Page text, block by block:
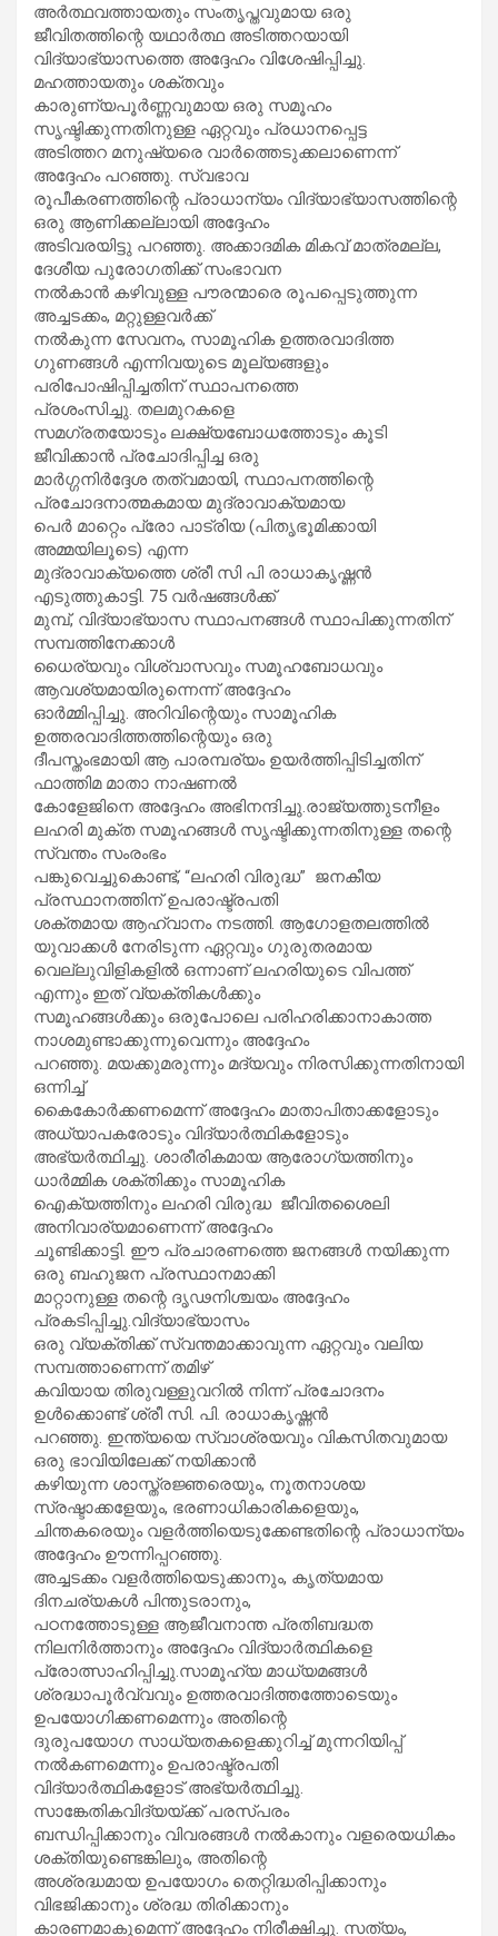
അർത്ഥവത്തായതും സംതൃപ്തവുമായ ഒരു
ജീവിതത്തിന്റെ യഥാർത്ഥ അടിത്തറയായി
വിദ്യാഭ്യാസത്തെ അദ്ദേഹം വിശേഷിപ്പിച്ചു.
മഹത്തായതും ശക്തവും
കാരുണ്യപൂർണ്ണവുമായ ഒരു സമൂഹം
സൃഷ്ടിക്കുന്നതിനുള്ള ഏറ്റവും പ്രധാനപ്പെട്ട
അടിത്തറ മനുഷ്യരെ വാർത്തെടുക്കലാണെന്ന്
അദ്ദേഹം പറഞ്ഞു. സ്വഭാവ
രൂപീകരണത്തിന്റെ പ്രാധാന്യം വിദ്യാഭ്യാസത്തിന്റെ
ഒരു ആണിക്കല്ലായി അദ്ദേഹം
അടിവരയിട്ടു പറഞ്ഞു. അക്കാദമിക മികവ് മാത്രമല്ല,
ദേശീയ പുരോഗതിക്ക് സംഭാവന
നൽകാൻ കഴിവുള്ള പൗരന്മാരെ രൂപപ്പെടുത്തുന്ന
അച്ചടക്കം, മറ്റുള്ളവർക്ക്
നൽകുന്ന സേവനം, സാമൂഹിക ഉത്തരവാദിത്ത
ഗുണങ്ങൾ എന്നിവയുടെ മൂല്യങ്ങളും
പരിപോഷിപ്പിച്ചതിന് സ്ഥാപനത്തെ
പ്രശംസിച്ചു. തലമുറകളെ
സമഗ്രതയോടും ലക്ഷ്യബോധത്തോടും കൂടി
ജീവിക്കാൻ പ്രചോദിപ്പിച്ച ഒരു
മാർഗ്ഗനിർദ്ദേശ തത്വമായി, സ്ഥാപനത്തിന്റെ
പ്രചോദനാത്മകമായ മുദ്രാവാക്യമായ
പെർ മാറ്റെം പ്രോ പാട്രിയ (പിതൃഭൂമിക്കായി
അമ്മയിലൂടെ) എന്ന
മുദ്രാവാക്യത്തെ ശ്രീ സി പി രാധാകൃഷ്ണൻ
എടുത്തുകാട്ടി. 75 വർഷങ്ങൾക്ക്
മുമ്പ്, വിദ്യാഭ്യാസ സ്ഥാപനങ്ങൾ സ്ഥാപിക്കുന്നതിന്
സമ്പത്തിനേക്കാൾ
ധൈര്യവും വിശ്വാസവും സമൂഹബോധവും
ആവശ്യമായിരുന്നെന്ന് അദ്ദേഹം
ഓർമ്മിപ്പിച്ചു. അറിവിന്റെയും സാമൂഹിക
ഉത്തരവാദിത്തത്തിന്റെയും ഒരു
ദീപസ്തംഭമായി ആ പാരമ്പര്യം ഉയർത്തിപ്പിടിച്ചതിന്
ഫാത്തിമ മാതാ നാഷണൽ
കോളേജിനെ അദ്ദേഹം അഭിനന്ദിച്ചു.രാജ്യത്തുടനീളം
ലഹരി മുക്ത സമൂഹങ്ങൾ സൃഷ്ടിക്കുന്നതിനുള്ള തന്റെ
സ്വന്തം സംരംഭം
പങ്കുവെച്ചുകൊണ്ട്, “ലഹരി വിരുദ്ധ” ജനകീയ
പ്രസ്ഥാനത്തിന് ഉപരാഷ്ട്രപതി
ശക്തമായ ആഹ്വാനം നടത്തി. ആഗോളതലത്തിൽ
യുവാക്കൾ നേരിടുന്ന ഏറ്റവും ഗുരുതരമായ
വെല്ലുവിളികളിൽ ഒന്നാണ് ലഹരിയുടെ വിപത്ത്
എന്നും ഇത് വ്യക്തികൾക്കും
സമൂഹങ്ങൾക്കും ഒരുപോലെ പരിഹരിക്കാനാകാത്ത
നാശമുണ്ടാക്കുന്നുവെന്നും അദ്ദേഹം
പറഞ്ഞു. മയക്കുമരുന്നും മദ്യവും നിരസിക്കുന്നതിനായി
ഒന്നിച്ച്
കൈകോർക്കണമെന്ന് അദ്ദേഹം മാതാപിതാക്കളോടും
അധ്യാപകരോടും വിദ്യാർത്ഥികളോടും
അഭ്യർത്ഥിച്ചു. ശാരീരികമായ ആരോഗ്യത്തിനും
ധാർമ്മിക ശക്തിക്കും സാമൂഹിക
ഐക്യത്തിനും ലഹരി വിരുദ്ധ ജീവിതശൈലി
അനിവാര്യമാണെന്ന് അദ്ദേഹം
ചൂണ്ടിക്കാട്ടി. ഈ പ്രചാരണത്തെ ജനങ്ങൾ നയിക്കുന്ന
ഒരു ബഹുജന പ്രസ്ഥാനമാക്കി
മാറ്റാനുള്ള തന്റെ ദൃഢനിശ്ചയം അദ്ദേഹം
പ്രകടിപ്പിച്ചു.വിദ്യാഭ്യാസം
ഒരു വ്യക്തിക്ക് സ്വന്തമാക്കാവുന്ന ഏറ്റവും വലിയ
സമ്പത്താണെന്ന് തമിഴ്
കവിയായ തിരുവള്ളുവറിൽ നിന്ന് പ്രചോദനം
ഉൾക്കൊണ്ട് ശ്രീ സി. പി. രാധാകൃഷ്ണൻ
പറഞ്ഞു. ഇന്ത്യയെ സ്വാശ്രയവും വികസിതവുമായ
ഒരു ഭാവിയിലേക്ക് നയിക്കാൻ
കഴിയുന്ന ശാസ്ത്രജ്ഞരെയും, നൂതനാശയ
സ്രഷ്ടാക്കളേയും, ഭരണാധികാരികളെയും,
ചിന്തകരെയും വളർത്തിയെടുക്കേണ്ടതിന്റെ പ്രാധാന്യം
അദ്ദേഹം ഊന്നിപ്പറഞ്ഞു.
അച്ചടക്കം വളർത്തിയെടുക്കാനും, കൃത്യമായ
ദിനചര്യകൾ പിന്തുടരാനും,
പഠനത്തോടുള്ള ആജീവനാന്ത പ്രതിബദ്ധത
നിലനിർത്താനും അദ്ദേഹം വിദ്യാർത്ഥികളെ
പ്രോത്സാഹിപ്പിച്ചു.സാമൂഹ്യ മാധ്യമങ്ങൾ
ശ്രദ്ധാപൂർവ്വവും ഉത്തരവാദിത്തത്തോടെയും
ഉപയോഗിക്കണമെന്നും അതിന്റെ
ദുരുപയോഗ സാധ്യതകളെക്കുറിച്ച് മുന്നറിയിപ്പ്
നൽകണമെന്നും ഉപരാഷ്ട്രപതി
വിദ്യാർത്ഥികളോട് അഭ്യർത്ഥിച്ചു.
സാങ്കേതികവിദ്യയ്ക്ക് പരസ്പരം
ബന്ധിപ്പിക്കാനും വിവരങ്ങൾ നൽകാനും വളരെയധികം
ശക്തിയുണ്ടെങ്കിലും, അതിന്റെ
അശ്രദ്ധമായ ഉപയോഗം തെറ്റിദ്ധരിപ്പിക്കാനും
വിഭജിക്കാനും ശ്രദ്ധ തിരിക്കാനും
കാരണമാകുമെന്ന് അദ്ദേഹം നിരീക്ഷിച്ചു. സത്യം,